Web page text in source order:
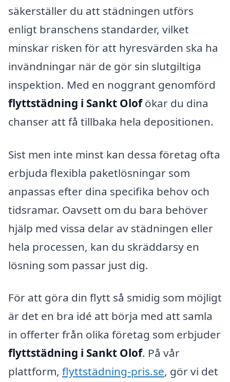
säkerställer du att städningen utförs
enligt branschens standarder, vilket
minskar risken för att hyresvärden ska ha
invändningar när de gör sin slutgiltiga
inspektion. Med en noggrant genomförd
flyttstädning i Sankt Olofökar du dina
chanser att få tillbaka hela depositionen.
Sist men inte minst kan dessa företag ofta
erbjuda flexibla paketlösningar som
anpassas efter dina specifika behov och
tidsramar. Oavsett om du bara behöver
hjälp med vissa delar av städningen eller
hela processen, kan du skräddarsy en
lösning som passar just dig.
För att göra din flytt så smidig som möjligt
är det en bra idé att börja med att samla
in offerter från olika företag som erbjuder
flyttstädning i Sankt Olof. På vår
plattform, flyttstädning-pris.se, gör vi det